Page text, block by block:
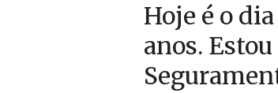
Hoje é o
anos.